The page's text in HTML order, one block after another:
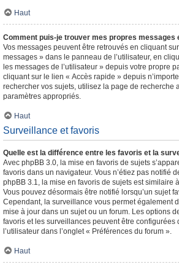
Haut
Comment puis-je trouver mes propres messages
Vos messages peuvent être retrouvés en cliquant
messages » dans le panneau de l’utilisateur, en
les messages de l’utilisateur » depuis votre propre
cliquant sur le lien « Accès rapide » depuis
rechercher vos sujets, utilisez la page de recherche
paramètres appropriés.
Haut
Surveillance et favoris
Quelle est la différence entre les favoris et la
Avec phpBB 3.0, la mise en favoris de sujets
favoris dans un navigateur. Vous n’étiez pas notifié
phpBB 3.1, la mise en favoris de sujets est similaire
Vous pouvez désormais être notifié lorsqu’un sujet
Cependant, la surveillance vous permet également
mise à jour dans un sujet ou un forum. Les options
favoris et les surveillances peuvent être configurées
l’utilisateur dans l’onglet « Préférences du forum ».
Haut